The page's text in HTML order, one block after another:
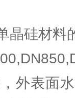
晶硅材料
外表面